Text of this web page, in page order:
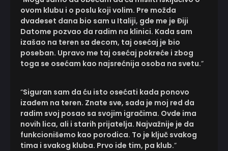
ovom klubu i o poslu koji volim. Pre možda
dvadeset dana bio sam u Italiji, gde me je Điji
Datome pozvao da radim na klinici. Kada sam
izašao na teren sa decom, taj osećaj je bio
poseban. Upravo me taj osećaj pokreće i zbog
toga se osećam kao najsrećnija osoba na svetu.”
“Siguran sam da ću isto osećati kada ponovo
izađem na teren. Znate sve, sada je moj red da
radim svoj posao sa svojim igračima. Ovde ima
novih lica, ali i starih prijatelja. Najvažnije je da
funkcionišemo kao porodica. To je ključ svakog
tima i svakog kluba. Prvo ide tim, pa klub.”